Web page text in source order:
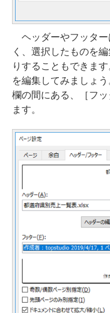
ヘッダーやフッター
く、選択したものを
りすることもできま
を編集してみましょ
欄の間にある、［フ
ます。